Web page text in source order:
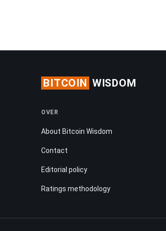
BITCOIN WISDOM
OVER
About Bitcoin Wisdom
Contact
Editorial policy
Ratings methodology